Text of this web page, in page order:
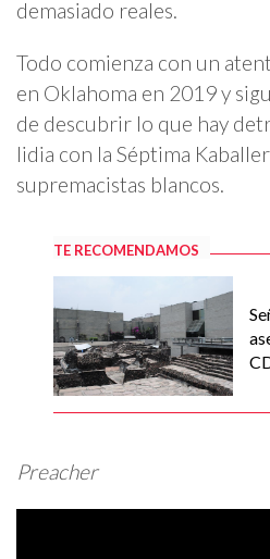
demasiado reales.
Todo comienza con un
en Oklahoma en 2019 y
de descubrir lo que hay
lidia con la Séptima
supremacistas blancos.
TE RECOMENDAMOS
Preacher